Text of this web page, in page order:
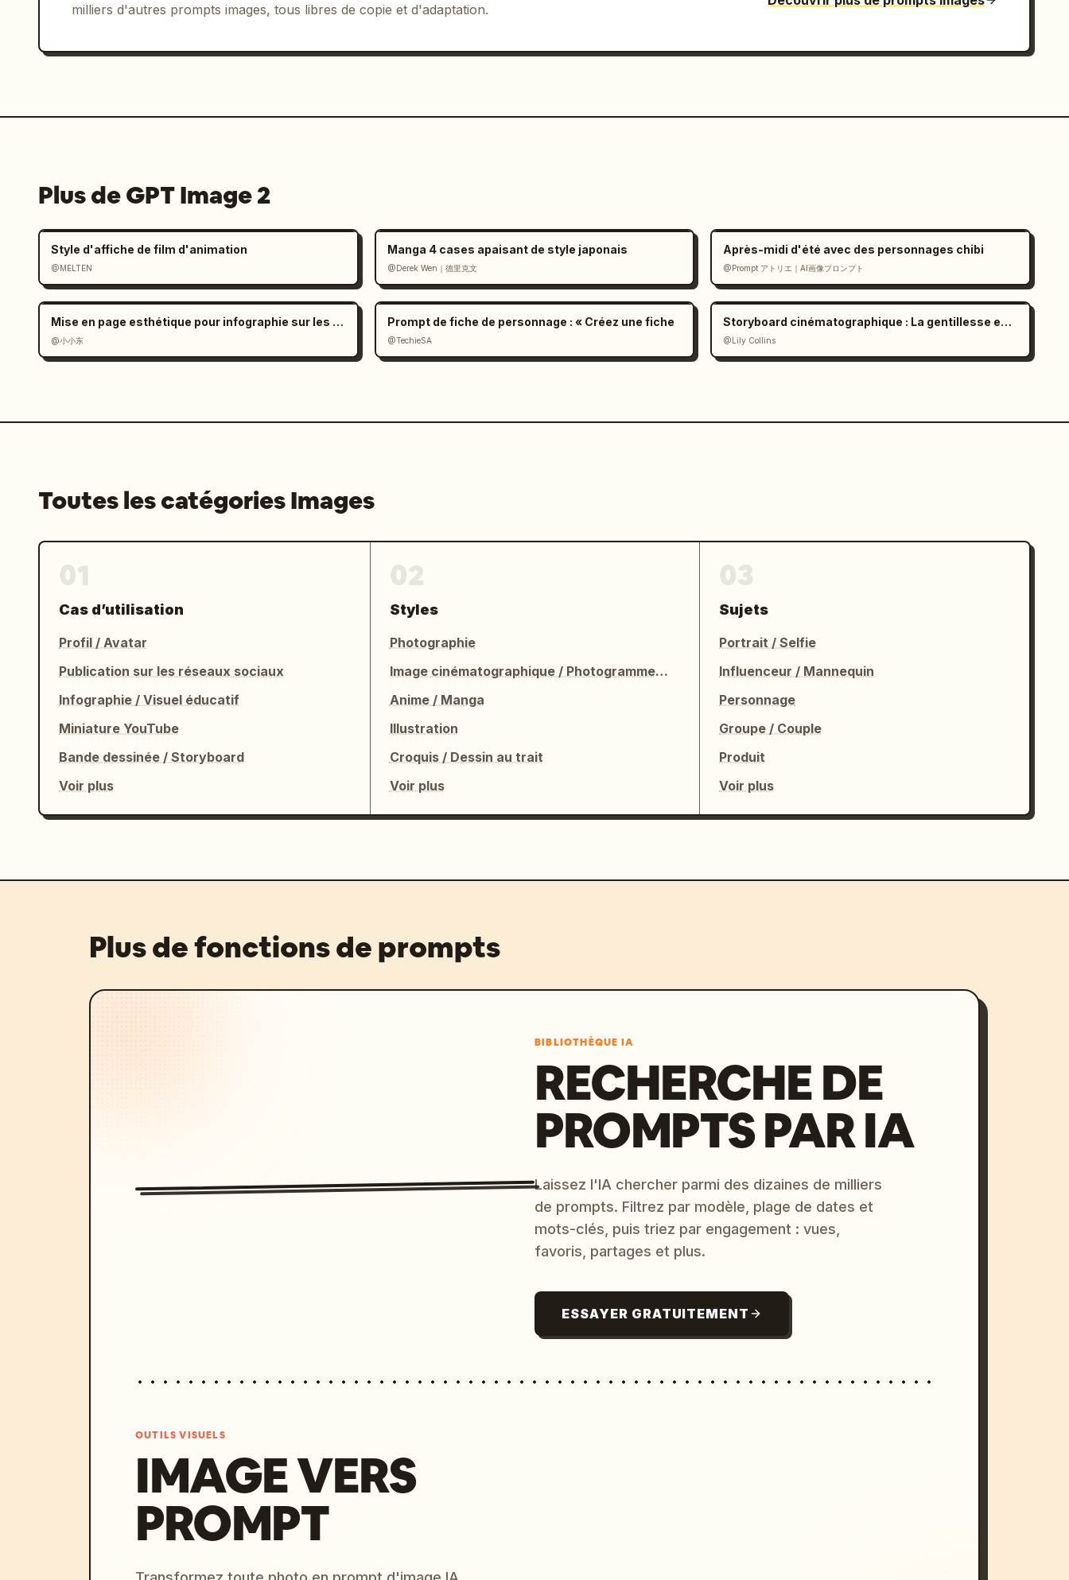
milliers d'autres prompts images, tous libres de copie et d'adaptation.
Plus de GPT Image 2
Style d'affiche de film d'animation
@MELTEN
Manga 4 cases apaisant de style japonais
@Derek Wen｜德里克文
Après-midi d'été avec des personnages chibi
@Prompt アトリエ｜AI画像プロンプト
Mise en page esthétique pour infographie sur les dialectes ethniques
@小小东
Prompt de fiche de personnage : « Créez une fiche
@TechieSA
Storyboard cinématographique : La gentillesse en couleurs
@Lily Collins
Toutes les catégories Images
Cas d’utilisation
Profil / Avatar
Publication sur les réseaux sociaux
Infographie / Visuel éducatif
Miniature YouTube
Bande dessinée / Storyboard
Voir plus
Styles
Photographie
Image cinématographique / Photogramme de film
Anime / Manga
Illustration
Croquis / Dessin au trait
Voir plus
Sujets
Portrait / Selfie
Influenceur / Mannequin
Personnage
Groupe / Couple
Produit
Voir plus
Plus de fonctions de prompts
BIBLIOTHÈQUE IA
RECHERCHE DE
PROMPTS PAR IA
Laissez l'IA chercher parmi des dizaines de milliers
de prompts. Filtrez par modèle, plage de dates et
mots-clés, puis triez par engagement : vues,
favoris, partages et plus.
ESSAYER GRATUITEMENT
OUTILS VISUELS
IMAGE VERS
PROMPT